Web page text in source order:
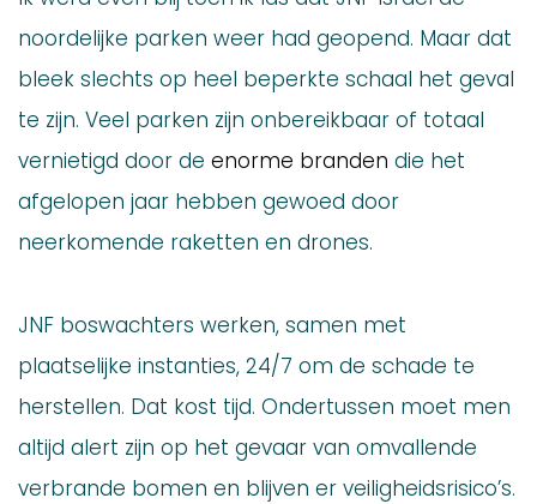
noordelijke parken weer had geopend. Maar dat
bleek slechts op heel beperkte schaal het geval
te zijn. Veel parken zijn onbereikbaar of totaal
vernietigd door de enorme branden die het
afgelopen jaar hebben gewoed door
neerkomende raketten en drones.
JNF boswachters werken, samen met
plaatselijke instanties, 24/7 om de schade te
herstellen. Dat kost tijd. Ondertussen moet men
altijd alert zijn op het gevaar van omvallende
verbrande bomen en blijven er veiligheidsrisico’s.